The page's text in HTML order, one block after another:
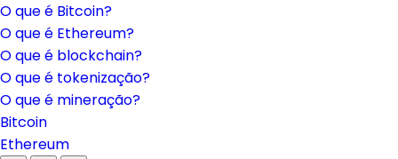
O que é Bitcoin?
O que é Ethereum?
O que é blockchain?
O que é tokenização?
O que é mineração?
Bitcoin
Ethereum